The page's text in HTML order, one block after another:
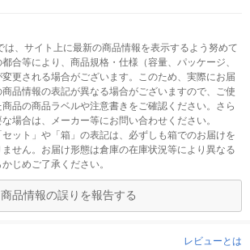
は、サイト上に最新の商品情報を表示するよう努めて
合等により、商品規格・仕様（容量、パッケージ、
更される場合がございます。このため、実際にお届
品情報の表記が異なる場合がございますので、ご使
品の商品ラベルや注意書きをご確認ください。さら
場合は、メーカー等にお問い合わせください。
ット」や「箱」の表記は、必ずしも箱でのお届けを
せん。お届け形態は倉庫の在庫状況等により異なる
じめご了承ください。
商品情報の誤りを報告する
レビューとは